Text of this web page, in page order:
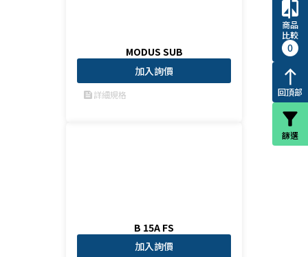
MODUS SUB
加入詢價
feed詳細規格
B 15A FS
加入詢價
compare
商品
比較
0
north
回頂部
filter_alt
篩選